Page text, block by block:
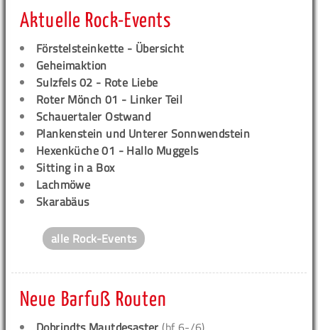
Aktuelle Rock-Events
Förstelsteinkette - Übersicht
Geheimaktion
Sulzfels 02 - Rote Liebe
Roter Mönch 01 - Linker Teil
Schauertaler Ostwand
Plankenstein und Unterer Sonnwendstein
Hexenküche 01 - Hallo Muggels
Sitting in a Box
Lachmöwe
Skarabäus
alle Rock-Events
Neue Barfuß Routen